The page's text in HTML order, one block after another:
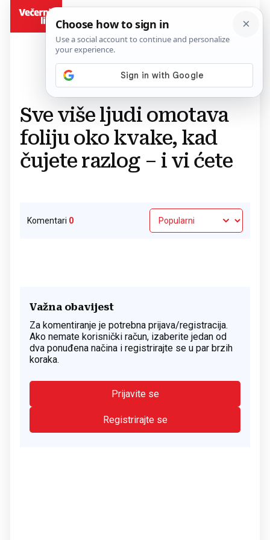
Povratak na članak
Sve više ljudi omotava
foliju oko kvake, kad
čujete razlog – i vi ćete
Komentari 0
Važna obavijest
Za komentiranje je potrebna prijava/registracija.
Ako nemate korisnički račun, izaberite jedan od
dva ponuđena načina i registrirajte se u par brzih
koraka.
Prijavite se
Registrirajte se